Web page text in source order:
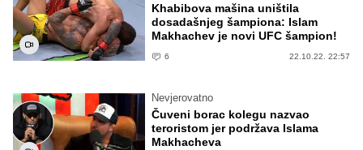
Khabibova mašina uništila
dosadašnjeg šampiona: Islam
Makhachev je novi UFC šampion!
6 22.10.22. 22:57
Nevjerovatno
Čuveni borac kolegu nazvao
teroristom jer podržava Islama
Makhacheva